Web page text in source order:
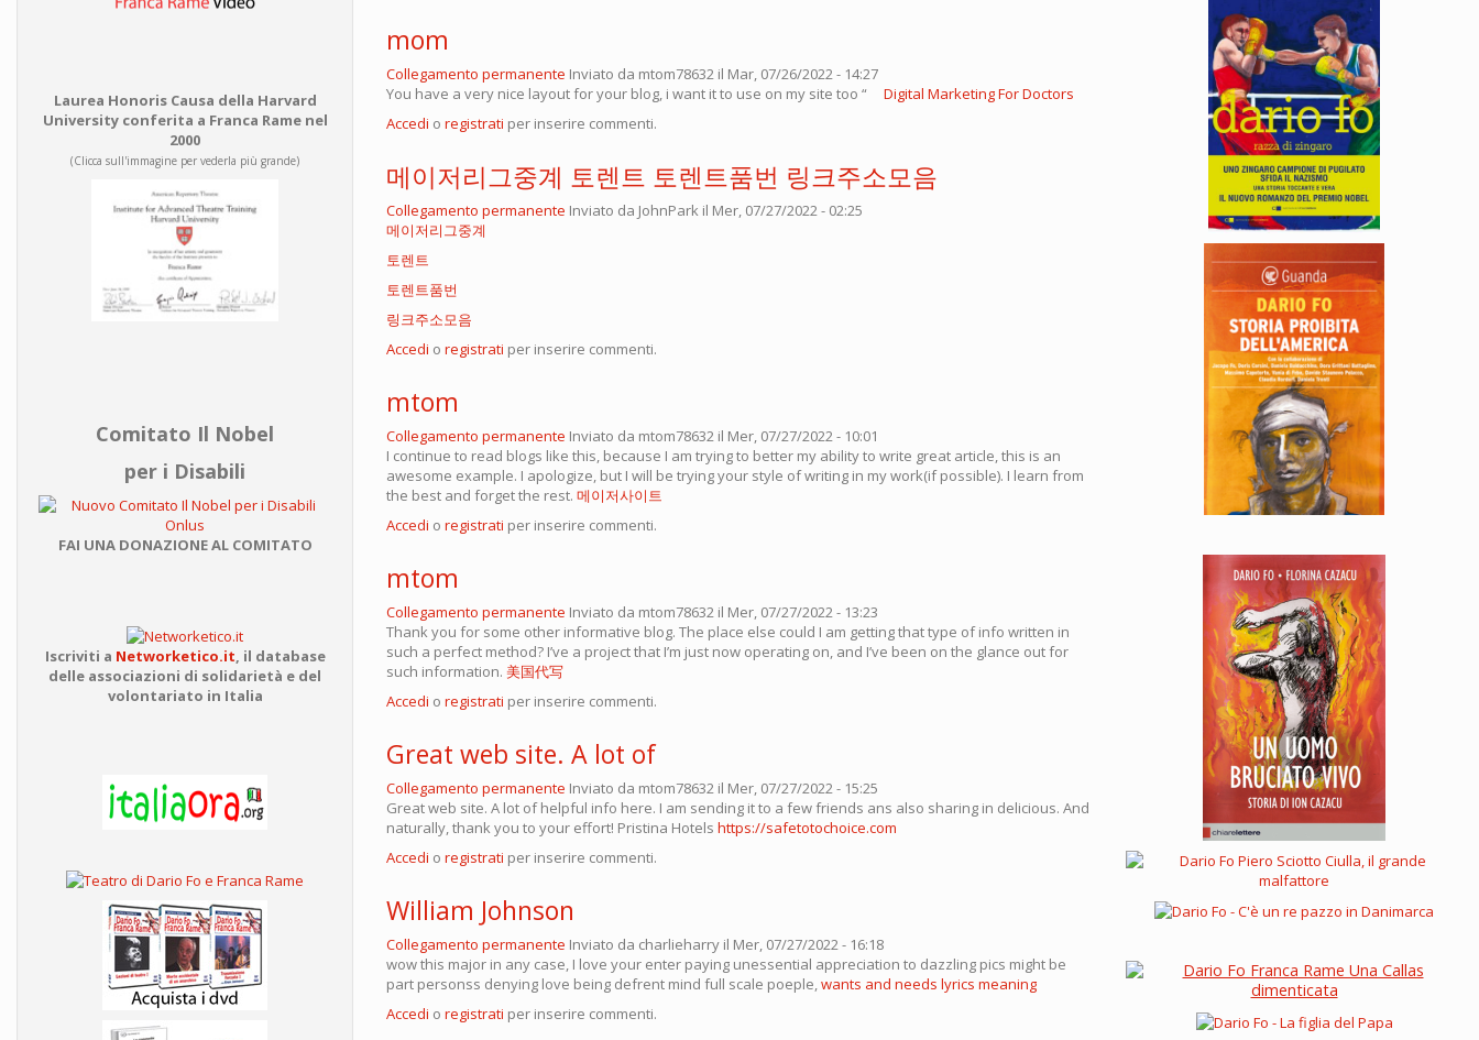
Laurea Honoris Causa della Harvard
University conferita a Franca Rame nel
2000
(Clicca sull'immagine per vederla più grande)
Comitato Il Nobel
per i Disabili
FAI UNA DONAZIONE AL COMITATO
Iscriviti a Networketico.it il database
delle associazioni di solidarietà e del
volontariato in Italia
mom
Collegamento permanente Inviato da mtom78632 il Mar, 07/26/2022 - 14:27
You have a very nice layout for your blog, i want it to use on my site too “ Digital Marketing For Doctors
Accedi o registrati per inserire commenti.
메이저리그중계 토렌트 토렌트품번 링크주소모음
Collegamento permanente Inviato da JohnPark il Mer, 07/27/2022 - 02:25
메이저리그중계
토렌트
토렌트품번
링크주소모음
Accedi o registrati per inserire commenti.
mtom
Collegamento permanente Inviato da mtom78632 il Mer, 07/27/2022 - 10:01
I continue to read blogs like this, because I am trying to better my ability to write great article, this is an
awesome example. I apologize, but I will be trying your style of writing in my work(if possible). I learn from
the best and forget the rest. 메이저사이트
Accedi o registrati per inserire commenti.
mtom
Collegamento permanente Inviato da mtom78632 il Mer, 07/27/2022 - 13:23
Thank you for some other informative blog. The place else could I am getting that type of info written in
such a perfect method? I’ve a project that I’m just now operating on, and I’ve been on the glance out for
such information. 美国代写
Accedi o registrati per inserire commenti.
Great web site. A lot of
Collegamento permanente Inviato da mtom78632 il Mer, 07/27/2022 - 15:25
Great web site. A lot of helpful info here. I am sending it to a few friends ans also sharing in delicious. And
naturally, thank you to your effort! Pristina Hotels https://safetotochoice.com
Accedi o registrati per inserire commenti.
William Johnson
Collegamento permanente Inviato da charlieharry il Mer, 07/27/2022 - 16:18
wow this major in any case, I love your enter paying unessential appreciation to dazzling pics might be
part personss denying love being defrent mind full scale poeple,wants and needs lyrics meaning
Accedi o registrati per inserire commenti.